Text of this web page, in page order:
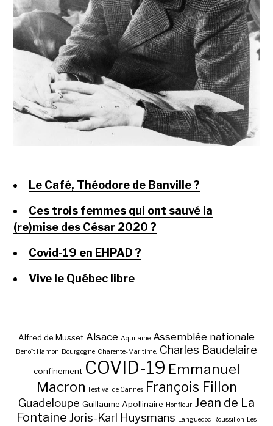
Le Café, Théodore de Banville ?
Ces trois femmes qui ont sauvé la
(re)mise des César 2020 ?
Covid-19 en EHPAD ?
Vive le Québec libre
Alfred de Musset Alsace Aquitaine Assemblée nationale
Benoît Hamon Bourgogne Charente-Maritime. Charles Baudelaire
confinement COVID-19 Emmanuel
Macron
Festival de Cannes François Fillon
Guadeloupe Guillaume Apollinaire Honfleur Jean de La
Fontaine Joris-Karl Huysmans Languedoc-Roussillon Les